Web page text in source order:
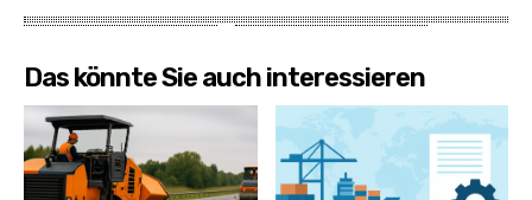
Das könnte Sie auch interessieren